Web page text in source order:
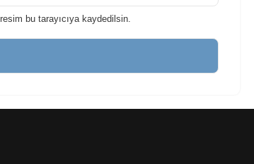
bu tarayıcıya kaydedilsin.